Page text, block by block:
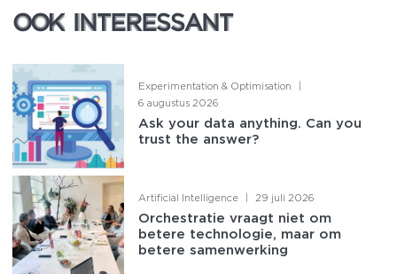
OOK INTERESSANT
OOK INTERESSANT
Experimentation & Optimisation
6 augustus 2026
Ask your data anything. Can you
trust the answer?
Artificial Intelligence 29 juli 2026
Orchestratie vraagt niet om
betere technologie, maar om
betere samenwerking